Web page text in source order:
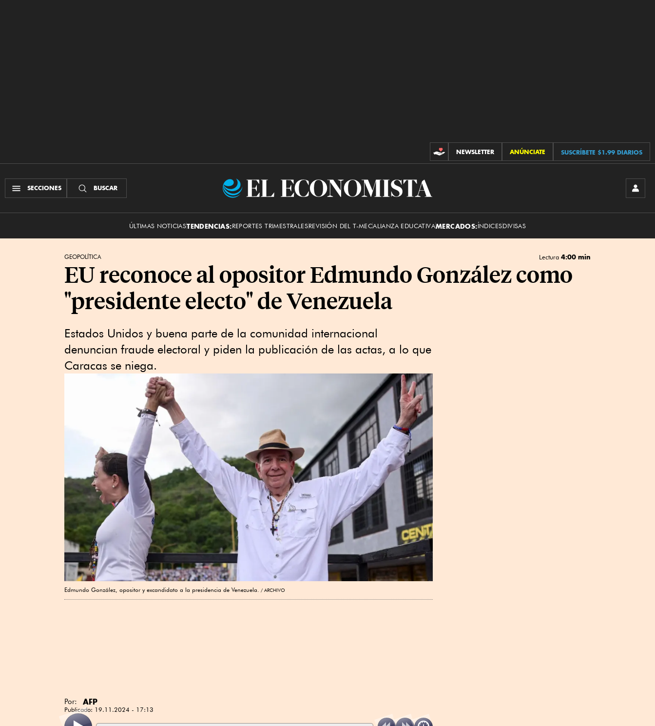
CONTRIBUCIONES
NEWSLETTER ANÚNCIATE SUSCRÍBETE $1.99 DIARIOS
SECCIONES BUSCAR
El
ÚLTIMAS NOTICIASTENDENCIAS:REPORTES TRIMESTRALESREVISIÓN DEL T-MECALIANZA EDUCATIVAMERCADOS:ÍNDICESDIVISAS
GEOPOLÍTICA Lectura 4:00 min
EU reconoce al opositor Edmundo González como
"presidente electo" de Venezuela
Estados Unidos y buena parte de la comunidad internacional
denuncian fraude electoral y piden la publicación de las actas, a lo que
Caracas se niega.
Edmundo González, opositor y excandidato a la presidencia de Venezuela. ARCHIVO
Por: AFP
Publicado: 19.11.2024 - 17:13